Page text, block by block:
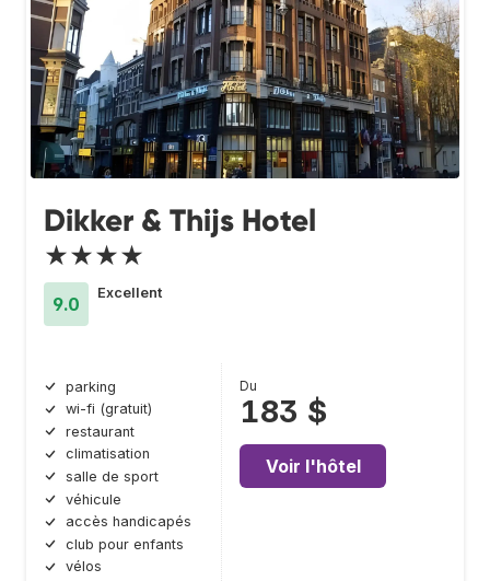
Dikker & Thijs Hotel
★★★★
9.0
Excellent
parking
wi-fi (gratuit)
restaurant
climatisation
salle de sport
véhicule
accès handicapés
club pour enfants
vélos
Du
183 $
Voir l'hôtel